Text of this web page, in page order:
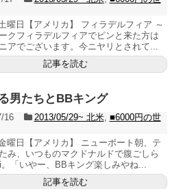
曜日【アメリカ】 フィラデルフィア ～
クフィラデルフィアでピンと来た方は
アでございます。今ニヤリとされて...
記事を読む
男たちとBBキング
16 2013/05/29~ 北米, ■6000円の世
曜日【アメリカ】 ニューポート朝、テ
み、いつものマクドナルドで腹ごしら
。「いやー、BBキング楽しみやね...
記事を読む